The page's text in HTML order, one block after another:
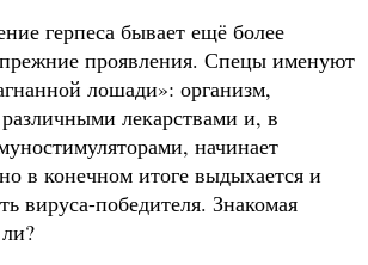
герпеса бывает ещё более
проявления. Спецы именуют
лошади»: организм,
лекарствами и, в
начинает
в конечном итоге выдыхается и
вируса-победителя. Знакомая